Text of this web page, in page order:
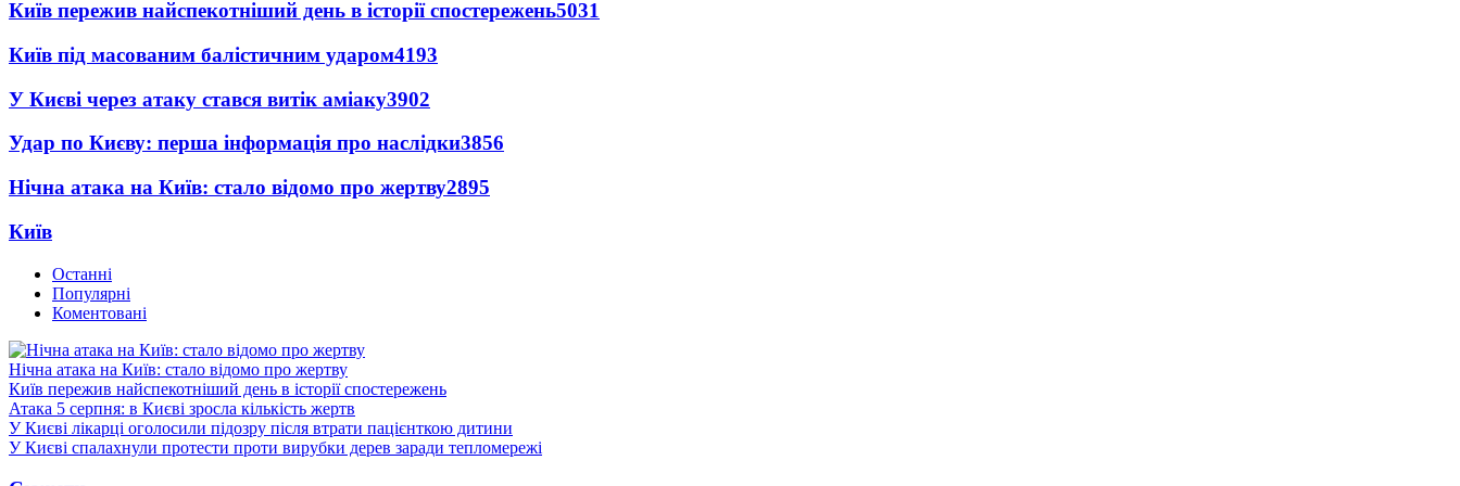
Київ пережив найспекотніший день в історії спостережень5031
Київ під масованим балістичним ударом4193
У Києві через атаку стався витік аміаку3902
Удар по Києву: перша інформація про наслідки3856
Нічна атака на Київ: стало відомо про жертву2895
Київ
Останні
Популярні
Коментовані
Нічна атака на Київ: стало відомо про жертву
Київ пережив найспекотніший день в історії спостережень
Атака 5 серпня: в Києві зросла кількість жертв
У Києві лікарці оголосили підозру після втрати пацієнткою дитини
У Києві спалахнули протести проти вирубки дерев заради тепломережі